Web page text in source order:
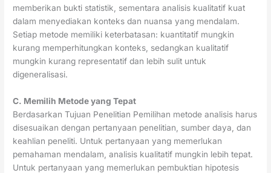
memberikan bukti statistik, sementara analisis kualitatif kuat
dalam menyediakan konteks dan nuansa yang mendalam.
Setiap metode memiliki keterbatasan: kuantitatif mungkin
kurang memperhitungkan konteks, sedangkan kualitatif
mungkin kurang representatif dan lebih sulit untuk
digeneralisasi.
C. Memilih Metode yang Tepat
Berdasarkan Tujuan Penelitian Pemilihan metode analisis harus
disesuaikan dengan pertanyaan penelitian, sumber daya, dan
keahlian peneliti. Untuk pertanyaan yang memerlukan
pemahaman mendalam, analisis kualitatif mungkin lebih tepat.
Untuk pertanyaan yang memerlukan pembuktian hipotesis